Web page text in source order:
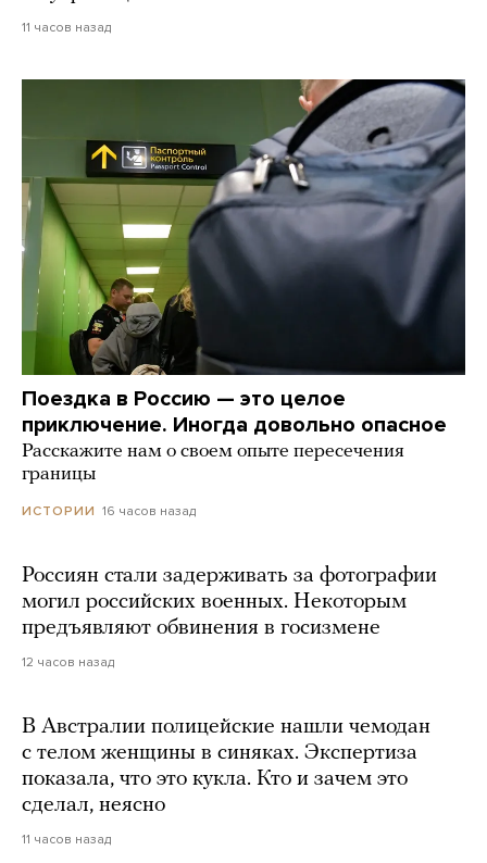
11 часов назад
Поездка в Россию — это целое
приключение. Иногда довольно опасное
Расскажите нам о своем опыте пересечения
границы
ИСТОРИИ 16 часов назад
Россиян стали задерживать за фотографии
могил российских военных. Некоторым
предъявляют обвинения в госизмене
12 часов назад
В Австралии полицейские нашли чемодан
с телом женщины в синяках. Экспертиза
показала, что это кукла. Кто и зачем это
сделал, неясно
11 часов назад